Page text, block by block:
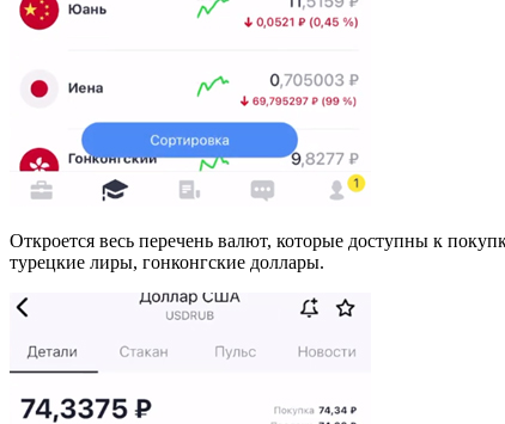
Откроется весь перечень валют, которые доступны к
турецкие лиры, гонконгские доллары.